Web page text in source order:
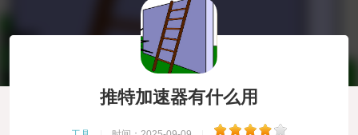
推特加速器有什么用